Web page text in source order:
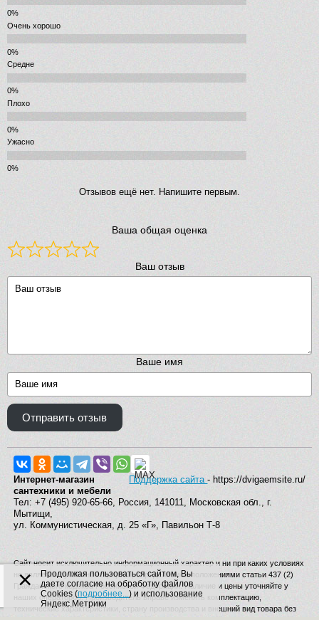
Очень хорошо
Средне
Плохо
Ужасно
Отзывов ещё нет. Напишите первым.
Ваша общая оценка
Ваш отзыв
Ваше имя
Отправить отзыв
Поддержка сайта- https://dvigaemsite.ru/
Интернет-магазин
сантехники и мебели
Тел: +7 (495) 920-65-66, Россия, 141011, Московская обл., г.
Мытищи,
ул. Коммунистическая, д. 25 «Г», Павильон Т-8
Сайт носит исключительно информационный характер и ни при каких условиях
не является публичной офертой, определяемой положениями статьи 437 (2)
Гражданского кодекса Российской Федерации. Наличие и цены уточняйте у
наших операторов. Производитель вправе изменять комплектацию,
технические характеристики, страну производства и внешний вид товара без
×
Продолжая пользоваться сайтом, Вы
даете согласие на обработку файлов
Cookies (подробнее...) и использование
Яндекс.Метрики